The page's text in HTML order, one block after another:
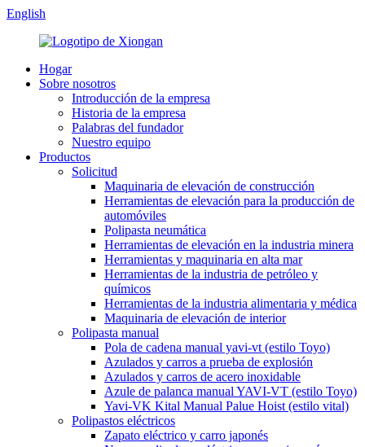
English
Hogar
Sobre nosotros
Introducción de la empresa
Historia de la empresa
Palabras del fundador
Nuestro equipo
Productos
Solicitud
Maquinaria de elevación de construcción
Herramientas de elevación para la producción de
automóviles
Polipasta neumática
Herramientas de elevación en la industria minera
Herramientas y maquinaria en alta mar
Herramientas de la industria de petróleo y
químicos
Herramientas de la industria alimentaria y médica
Maquinaria de elevación de interior
Polipasta manual
Pola de cadena manual yavi-vt (estilo Toyo)
Azulados y carros a prueba de explosión
Azulados y carros de acero inoxidable
Azule de palanca manual YAVI-VT (estilo Toyo)
Yavi-VK Kital Manual Palue Hoist (estilo vital)
Polipastos eléctricos
Zapato eléctrico y carro japonés